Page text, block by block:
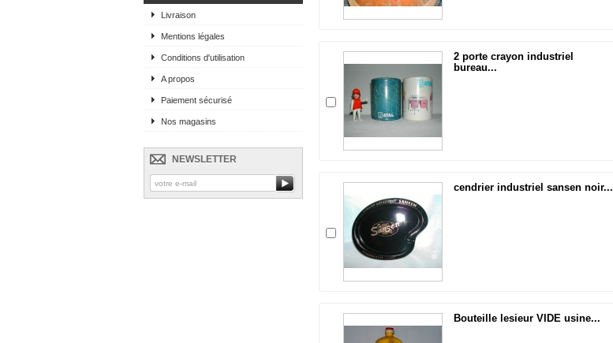
Livraison
Mentions légales
Conditions d'utilisation
A propos
Paiement sécurisé
Nos magasins
NEWSLETTER
2 porte crayon industriel
bureau...
cendrier industriel sansen noir...
Bouteille lesieur VIDE usine...